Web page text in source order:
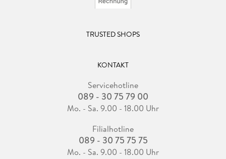
TRUSTED SHOPS
KONTAKT
Servicehotline
089 - 30 75 79 00
Mo. - Sa. 9.00 - 18.00 Uhr
Filialhotline
089 - 30 75 75 75
Mo. - Sa. 9.00 - 18.00 Uhr